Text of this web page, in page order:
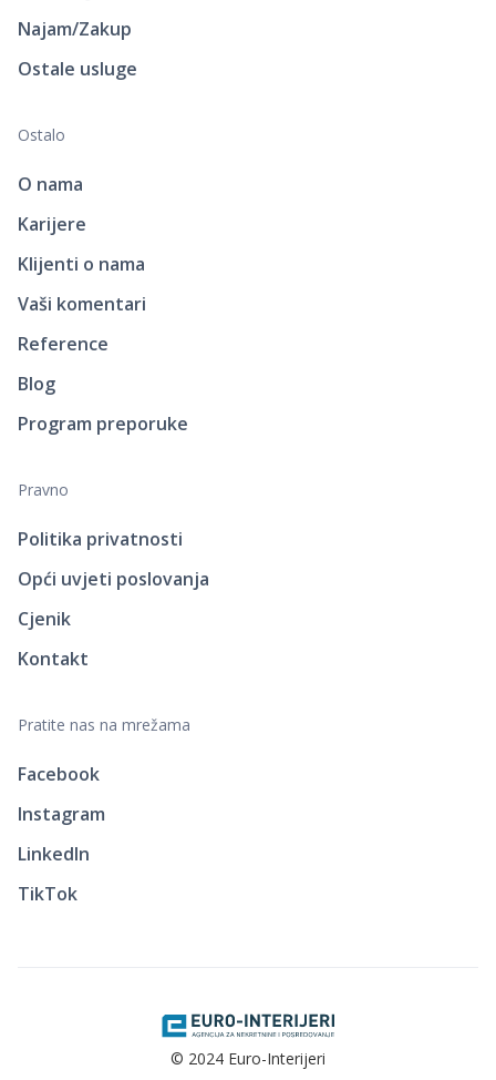
Najam/Zakup
Ostale usluge
Ostalo
O nama
Karijere
Klijenti o nama
Vaši komentari
Reference
Blog
Program preporuke
Pravno
Politika privatnosti
Opći uvjeti poslovanja
Cjenik
Kontakt
Pratite nas na mrežama
Facebook
Instagram
LinkedIn
TikTok
© 2024 Euro-Interijeri